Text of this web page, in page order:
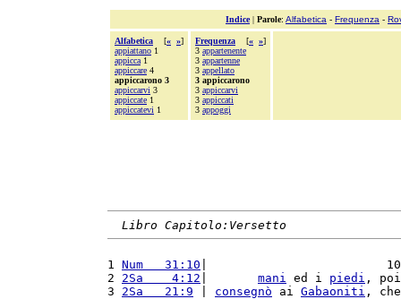
Indice| Parole: Alfabetica - Frequenza -
Alfabetica [« »]
appiattano 1
appicca 1
appiccare 4
appiccarono 3
appiccarvi 3
appiccate 1
appiccatevi 1
Frequenza [« »]
3 appartenente
3 appartenne
3 appellato
3 appiccarono
3 appiccarvi
3 appiccati
3 appoggi
Libro Capitolo:Versetto
1 Num   31:10 |                         10
2 2Sa    4:12 mani ed i piedi ,
3 2Sa   21:9 consegnò ai Gabaoniti ,